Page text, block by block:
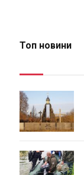
Топ новини